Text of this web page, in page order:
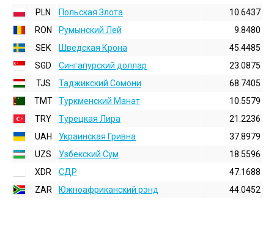
PLN
Польская Злота
10.6437
RON
Румынский Лей
9.8480
SEK
Шведская Крона
45.4485
SGD
Сингапурский доллар
23.0875
TJS
Таджикский Сомони
68.7405
TMT
Туркменский Манат
10.5579
TRY
Турецкая Лира
21.2236
UAH
Украинская Гривна
37.8979
UZS
Узбекский Сум
18.5596
XDR
СДР
47.1688
ZAR
Южноафриканский рэнд 44.0452